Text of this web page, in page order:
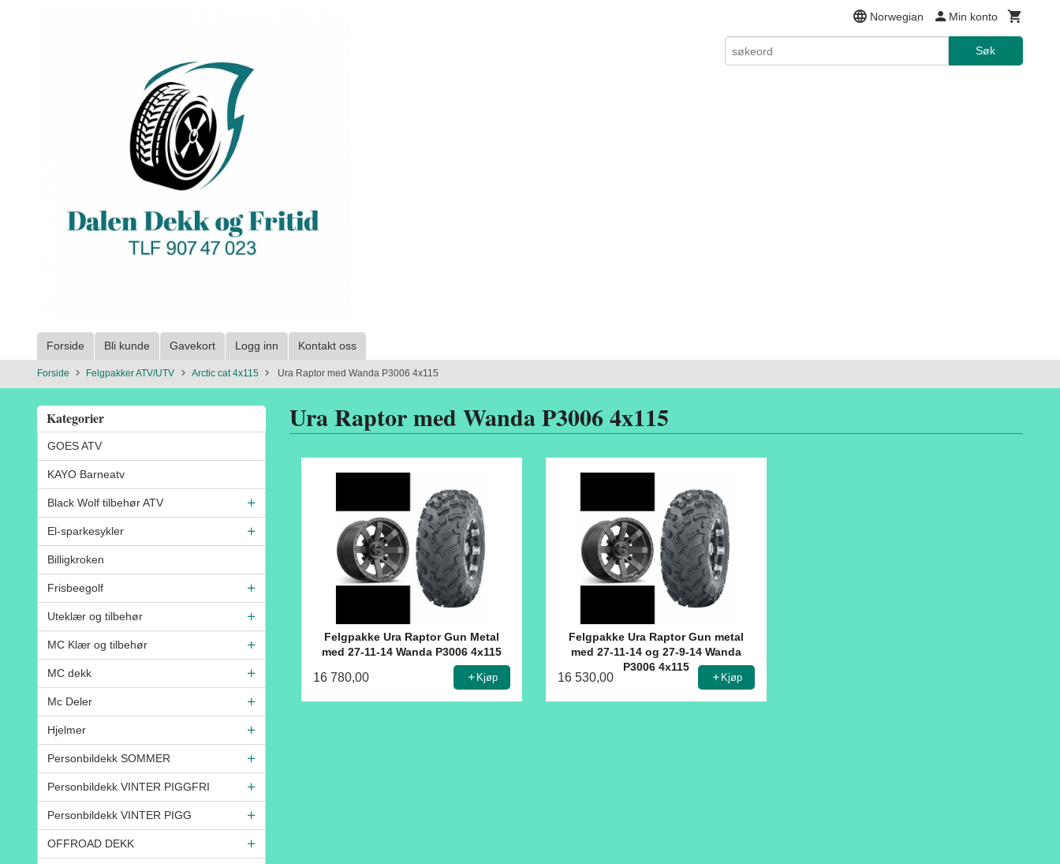
Norwegian Min konto
Søk
Forside Bli kunde Gavekort Logg inn Kontakt oss
Forside Felgpakker ATV/UTV Arctic cat 4x115 Ura Raptor med Wanda P3006 4x115
Kategorier
GOES ATV
KAYO Barneatv
Black Wolf tilbehør ATV
El-sparkesykler
Billigkroken
Frisbeegolf
Uteklær og tilbehør
MC Klær og tilbehør
MC dekk
Mc Deler
Hjelmer
Personbildekk SOMMER
Personbildekk VINTER PIGGFRI
Personbildekk VINTER PIGG
OFFROAD DEKK
Ura Raptor med Wanda P3006 4x115
Felgpakke Ura Raptor Gun Metal
med 27-11-14 Wanda P3006 4x115
16 780,00 Kjøp
Felgpakke Ura Raptor Gun metal
med 27-11-14 og 27-9-14 Wanda
P3006 4x115
16 530,00 Kjøp